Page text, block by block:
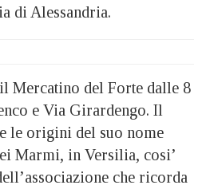
di Alessandria.
Mercatino del Forte dalle 8
e Via Girardengo. Il
le origini del suo nome
Marmi, in Versilia, cosi’
che ricorda